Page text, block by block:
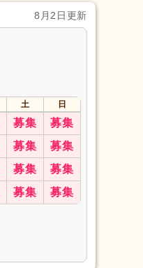
8月2日更新
土 日
募集 募集
募集 募集
募集 募集
募集 募集